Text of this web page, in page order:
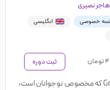
هاجر نصیری
انگلیسی
تومان ثبت دوره
در این دوره از سری کتاب های Got it که مخصوص نوجوانان است،